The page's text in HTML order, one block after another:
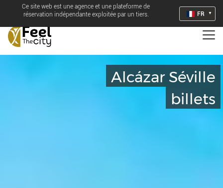
Ce site web est une agence et une plateforme de
réservation indépendante exploitée par un tiers.
FR
Alcázar Séville
billets